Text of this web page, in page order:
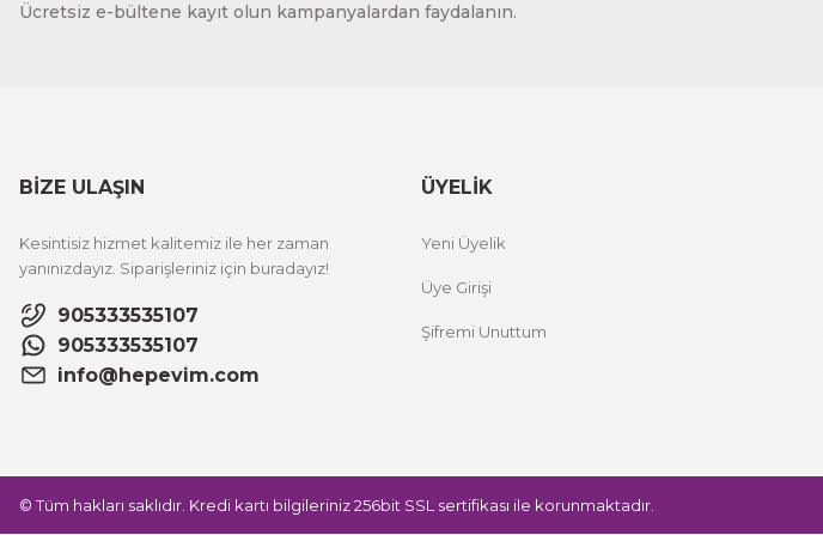
Ücretsiz e-bültene kayıt olun kampanyalardan faydalanın.
BİZE ULAŞIN
Kesintisiz hizmet kalitemiz ile her zaman
yanınızdayız. Siparişleriniz için buradayız!
905333535107
905333535107
info@hepevim.com
ÜYELİK
Yeni Üyelik
Üye Girişi
Şifremi Unuttum
© Tüm hakları saklıdır. Kredi kartı bilgileriniz 256bit SSL sertifikası ile korunmaktadır.